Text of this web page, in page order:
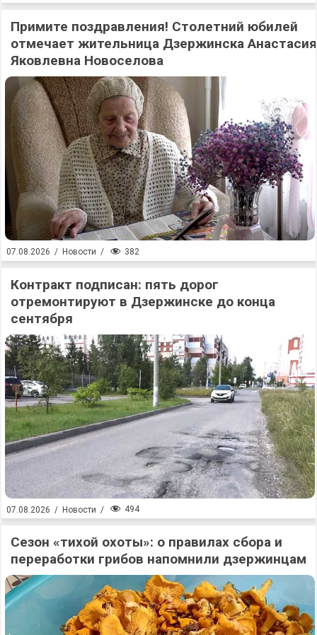
Примите поздравления! Столетний юбилей
отмечает жительница Дзержинска Анастасия
Яковлевна Новоселова
07.08.2026 / Новости / 382
Контракт подписан: пять дорог
отремонтируют в Дзержинске до конца
сентября
07.08.2026 / Новости / 494
Сезон «тихой охоты»: о правилах сбора и
переработки грибов напомнили дзержинцам